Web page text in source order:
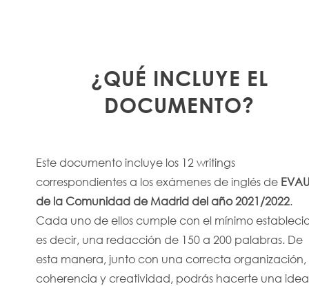
¿QUÉ INCLUYE EL
DOCUMENTO?
Este documento incluye los 12 writings
correspondientes a los exámenes de inglés de EVAU
de la Comunidad de Madrid del año 2021/2022.
Cada uno de ellos cumple con el mínimo
es decir, una redacción de 150 a 200 palabras. De
esta manera, junto con una correcta organización,
coherencia y creatividad, podrás hacerte una idea